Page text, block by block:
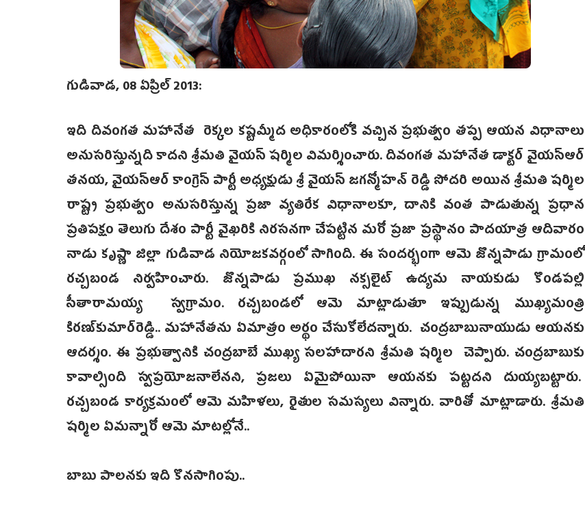
గుడివాడ, 08 ఏప్రిల్ 2013:
ఇది దివంగత మహానేత రెక్కల కష్టమ్మీద అధికారంలోకి వచ్చిన ప్రభుత్వం తప్ప ఆయన విధానాలు
అనుసరిస్తున్నది కాదని శ్రీమతి వైయస్ షర్మిల విమర్శించారు. దివంగత మహానేత డాక్టర్ వైయస్ఆర్
తనయ, వైయస్ఆర్ కాంగ్రెస్ పార్టీ అధ్యక్షుడు శ్రీ వైయస్ జగన్మోహన్ రెడ్డి సోదరి అయిన శ్రీమతి షర్మిల
రాష్ట్ర ప్రభుత్వం అనుసరిస్తున్న ప్రజా వ్యతిరేక విధానాలకూ, దానికి వంత పాడుతున్న ప్రధాన
ప్రతిపక్షం తెలుగు దేశం పార్టీ వైఖరికి నిరసనగా చేపట్టిన మరో ప్రజా ప్రస్థానం పాదయాత్ర ఆదివారం
నాడు కృష్ణా జిల్లా గుడివాడ నియోజకవర్గంలో సాగింది. ఈ సందర్భంగా ఆమె జొన్నపాడు గ్రామంలో
రచ్చబండ నిర్వహించారు. జొన్నపాడు ప్రముఖ నక్సలైట్ ఉద్యమ నాయకుడు కొండపల్లి
సీతారామయ్య స్వగ్రామం. రచ్చబండలో ఆమె మాట్లాడుతూ ఇప్పుడున్న ముఖ్యమంత్రి
కిరణ్‌కుమార్‌రెడ్డి.. మహానేతను ఏమాత్రం అర్థం చేసుకోలేదన్నారు. చంద్రబాబునాయుడు ఆయనకు
ఆదర్శం. ఈ ప్రభుత్వానికి చంద్రబాబే ముఖ్య సలహాదారని శ్రీమతి షర్మిల చెప్పారు. చంద్రబాబుకు
కావాల్సింది స్వప్రయోజనాలేనని, ప్రజలు ఏమైపోయినా ఆయనకు పట్టదని దుయ్యబట్టారు.
రచ్చబండ కార్యక్రమంలో ఆమె మహిళలు, రైతుల సమస్యలు విన్నారు. వారితో మాట్లాడారు. శ్రీమతి
షర్మిల ఏమన్నారో ఆమె మాటల్లోనే..
బాబు పాలనకు ఇది కొనసాగింపు..